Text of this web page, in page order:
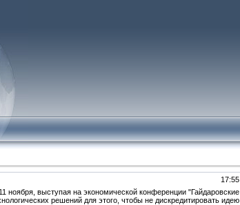
17:55
ноября, выступая на экономической конференции "Гайдаровские
решений для этого, чтобы не дискредитировать идею